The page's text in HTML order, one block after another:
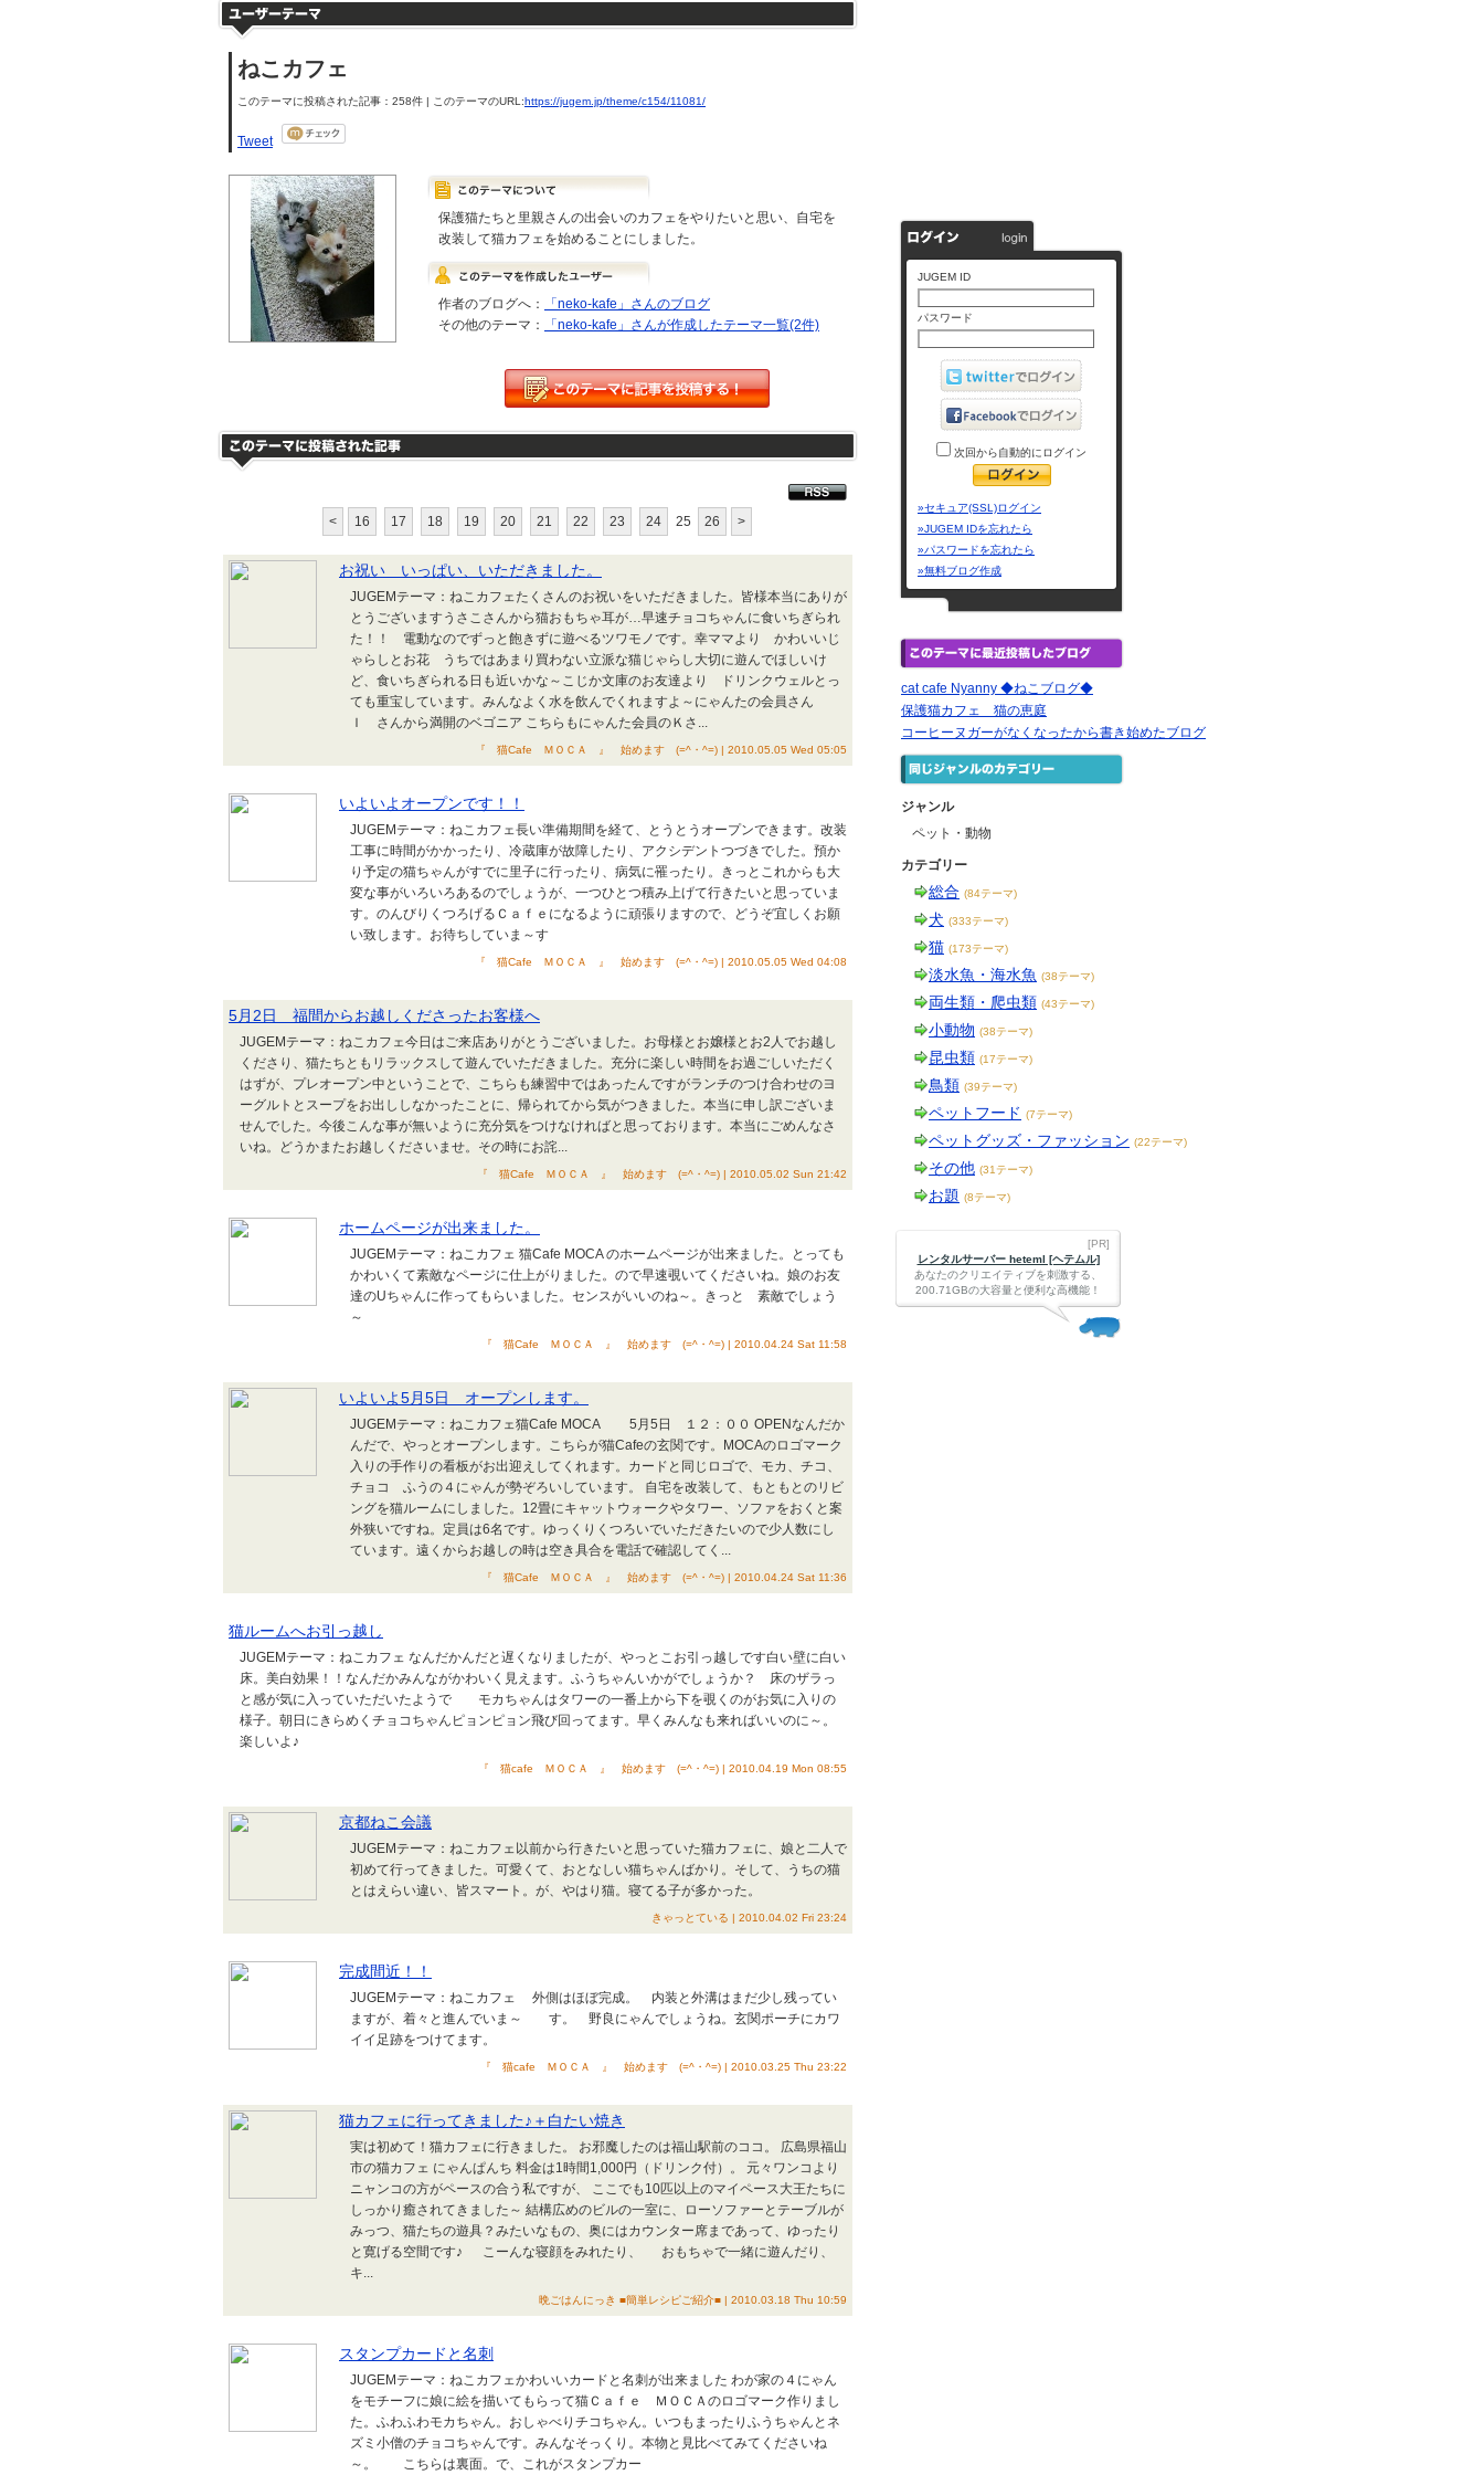
ねこカフェ
このテーマに投稿された記事：258件 | このテーマのURL:https://jugem.jp/theme/c154/11081/
Tweet
保護猫たちと里親さんの出会いのカフェをやりたいと思い、自宅を
改装して猫カフェを始めることにしました。
作者のブログへ：
「neko-kafe」さんのブログ
その他のテーマ：
「neko-kafe」さんが作成したテーマ一覧(2件)
< 16 17 18 19 20 21 22 23 24 25 26 >
お祝い いっぱい、いただきました。
JUGEMテーマ：ねこカフェたくさんのお祝いをいただきました。皆様本当にありが
とうございますうさこさんから猫おもちゃ耳が…早速チョコちゃんに食いちぎられ
た！！ 電動なのでずっと飽きずに遊べるツワモノです。幸ママより かわいいじ
ゃらしとお花 うちではあまり買わない立派な猫じゃらし大切に遊んでほしいけ
ど、食いちぎられる日も近いかな～こじか文庫のお友達より ドリンクウェルとっ
ても重宝しています。みんなよく水を飲んでくれますよ～にゃんたの会員さん
Ｉ さんから満開のベゴニア こちらもにゃんた会員のＫさ...
『 猫Cafe ＭＯＣＡ 』 始めます (=^・^=) | 2010.05.05 Wed 05:05
いよいよオープンです！！
JUGEMテーマ：ねこカフェ長い準備期間を経て、とうとうオープンできます。改装
工事に時間がかかったり、冷蔵庫が故障したり、アクシデントつづきでした。預か
り予定の猫ちゃんがすでに里子に行ったり、病気に罹ったり。きっとこれからも大
変な事がいろいろあるのでしょうが、一つひとつ積み上げて行きたいと思っていま
す。のんびりくつろげるＣａｆｅになるように頑張りますので、どうぞ宜しくお願
い致します。お待ちしていま～す
『 猫Cafe ＭＯＣＡ 』 始めます (=^・^=) | 2010.05.05 Wed 04:08
5月2日 福間からお越しくださったお客様へ
JUGEMテーマ：ねこカフェ今日はご来店ありがとうございました。お母様とお嬢様とお2人でお越し
くださり、猫たちともリラックスして遊んでいただきました。充分に楽しい時間をお過ごしいただく
はずが、プレオープン中ということで、こちらも練習中ではあったんですがランチのつけ合わせのヨ
ーグルトとスープをお出ししなかったことに、帰られてから気がつきました。本当に申し訳ございま
せんでした。今後こんな事が無いように充分気をつけなければと思っております。本当にごめんなさ
いね。どうかまたお越しくださいませ。その時にお詫...
『 猫Cafe ＭＯＣＡ 』 始めます (=^・^=) | 2010.05.02 Sun 21:42
ホームページが出来ました。
JUGEMテーマ：ねこカフェ 猫Cafe MOCA のホームページが出来ました。とっても
かわいくて素敵なページに仕上がりました。ので早速覗いてくださいね。娘のお友
達のUちゃんに作ってもらいました。センスがいいのね～。きっと 素敵でしょう
～
『 猫Cafe ＭＯＣＡ 』 始めます (=^・^=) | 2010.04.24 Sat 11:58
いよいよ5月5日 オープンします。
JUGEMテーマ：ねこカフェ猫Cafe MOCA 5月5日 １２：００ OPENなんだか
んだで、やっとオープンします。こちらが猫Cafeの玄関です。MOCAのロゴマーク
入りの手作りの看板がお出迎えしてくれます。カードと同じロゴで、モカ、チコ、
チョコ ふうの４にゃんが勢ぞろいしています。 自宅を改装して、もともとのリビ
ングを猫ルームにしました。12畳にキャットウォークやタワー、ソファをおくと案
外狭いですね。定員は6名です。ゆっくりくつろいでいただきたいので少人数にし
ています。遠くからお越しの時は空き具合を電話で確認してく...
『 猫Cafe ＭＯＣＡ 』 始めます (=^・^=) | 2010.04.24 Sat 11:36
猫ルームへお引っ越し
JUGEMテーマ：ねこカフェ なんだかんだと遅くなりましたが、やっとこお引っ越しです白い壁に白い
床。美白効果！！なんだかみんながかわいく見えます。ふうちゃんいかがでしょうか？ 床のザラっ
と感が気に入っていただいたようで モカちゃんはタワーの一番上から下を覗くのがお気に入りの
様子。朝日にきらめくチョコちゃんピョンピョン飛び回ってます。早くみんなも来ればいいのに～。
楽しいよ♪
『 猫cafe ＭＯＣＡ 』 始めます (=^・^=) | 2010.04.19 Mon 08:55
京都ねこ会議
JUGEMテーマ：ねこカフェ以前から行きたいと思っていた猫カフェに、娘と二人で
初めて行ってきました。可愛くて、おとなしい猫ちゃんばかり。そして、うちの猫
とはえらい違い、皆スマート。が、やはり猫。寝てる子が多かった。
きゃっとている | 2010.04.02 Fri 23:24
完成間近！！
JUGEMテーマ：ねこカフェ 外側はほぼ完成。 内装と外溝はまだ少し残ってい
ますが、着々と進んでいま～ す。 野良にゃんでしょうね。玄関ポーチにカワ
イイ足跡をつけてます。
『 猫cafe ＭＯＣＡ 』 始めます (=^・^=) | 2010.03.25 Thu 23:22
猫カフェに行ってきました♪＋白たい焼き
実は初めて！猫カフェに行きました。 お邪魔したのは福山駅前のココ。 広島県福山
市の猫カフェ にゃんぱんち 料金は1時間1,000円（ドリンク付）。 元々ワンコより
ニャンコの方がペースの合う私ですが、 ここでも10匹以上のマイペース大王たちに
しっかり癒されてきました～ 結構広めのビルの一室に、ローソファーとテーブルが
みっつ、猫たちの遊具？みたいなもの、奥にはカウンター席まであって、ゆったり
と寛げる空間です♪ こーんな寝顔をみれたり、 おもちゃで一緒に遊んだり、
キ...
晩ごはんにっき ■簡単レシピご紹介■ | 2010.03.18 Thu 10:59
スタンプカードと名刺
JUGEMテーマ：ねこカフェかわいいカードと名刺が出来ました わが家の４にゃん
をモチーフに娘に絵を描いてもらって猫Ｃａｆｅ ＭＯＣＡのロゴマーク作りまし
た。ふわふわモカちゃん。おしゃべりチコちゃん。いつもまったりふうちゃんとネ
ズミ小僧のチョコちゃんです。みんなそっくり。本物と見比べてみてくださいね
～。 こちらは裏面。で、これがスタンプカー
JUGEM ID
パスワード
次回から自動的にログイン
»セキュア(SSL)ログイン
»JUGEM IDを忘れたら
»パスワードを忘れたら
»無料ブログ作成
cat cafe Nyanny ◆ねこブログ◆
保護猫カフェ 猫の恵庭
コーヒーヌガーがなくなったから書き始めたブログ
ジャンル
ペット・動物
カテゴリー
総合 (84テーマ)
犬 (333テーマ)
猫 (173テーマ)
淡水魚・海水魚 (38テーマ)
両生類・爬虫類 (43テーマ)
小動物 (38テーマ)
昆虫類 (17テーマ)
鳥類 (39テーマ)
ペットフード (7テーマ)
ペットグッズ・ファッション (22テーマ)
その他 (31テーマ)
お題 (8テーマ)
[PR]
レンタルサーバー heteml [ヘテムル]
あなたのクリエイティブを刺激する、
200.71GBの大容量と便利な高機能！